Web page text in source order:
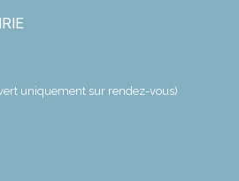
uniquement sur rendez-vous)